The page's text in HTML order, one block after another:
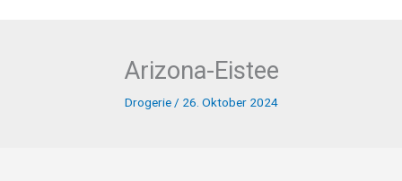
Arizona-Eistee
Drogerie/ 26. Oktober 2024